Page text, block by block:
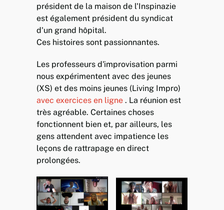
président de la maison de l'Inspinazie
est également président du syndicat
d'un grand hôpital.
Ces histoires sont passionnantes.
Les professeurs d'improvisation parmi
nous expérimentent avec des jeunes
(XS) et des moins jeunes (Living Impro)
avec exercices en ligne . La réunion est
très agréable. Certaines choses
fonctionnent bien et, par ailleurs, les
gens attendent avec impatience les
leçons de rattrapage en direct
prolongées.